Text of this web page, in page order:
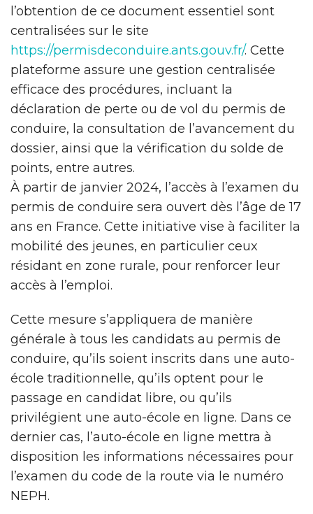
l’obtention de ce document essentiel sont
centralisées sur le site
https://permisdeconduire.ants.gouv.fr/. Cette
plateforme assure une gestion centralisée
efficace des procédures, incluant la
déclaration de perte ou de vol du permis de
conduire, la consultation de l’avancement du
dossier, ainsi que la vérification du solde de
points, entre autres.
À partir de janvier 2024, l’accès à l’examen du
permis de conduire sera ouvert dès l’âge de 17
ans en France. Cette initiative vise à faciliter la
mobilité des jeunes, en particulier ceux
résidant en zone rurale, pour renforcer leur
accès à l’emploi.
Cette mesure s’appliquera de manière
générale à tous les candidats au permis de
conduire, qu’ils soient inscrits dans une auto-
école traditionnelle, qu’ils optent pour le
passage en candidat libre, ou qu’ils
privilégient une auto-école en ligne. Dans ce
dernier cas, l’auto-école en ligne mettra à
disposition les informations nécessaires pour
l’examen du code de la route via le numéro
NEPH.